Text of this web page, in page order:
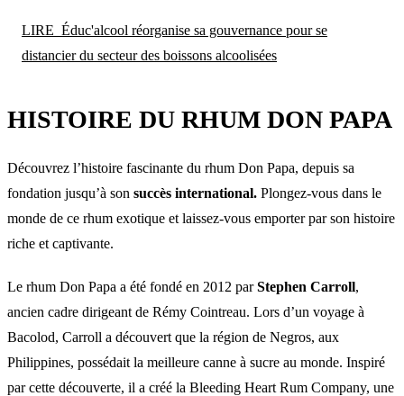
LIRE Éduc'alcool réorganise sa gouvernance pour se
distancier du secteur des boissons alcoolisées
HISTOIRE DU RHUM DON PAPA
Découvrez l’histoire fascinante du rhum Don Papa, depuis sa
fondation jusqu’à son succès international. Plongez-vous dans le
monde de ce rhum exotique et laissez-vous emporter par son histoire
riche et captivante.
Le rhum Don Papa a été fondé en 2012 parStephen Carroll,
ancien cadre dirigeant de Rémy Cointreau. Lors d’un voyage à
Bacolod, Carroll a découvert que la région de Negros, aux
Philippines, possédait la meilleure canne à sucre au monde. Inspiré
par cette découverte, il a créé la Bleeding Heart Rum Company, une